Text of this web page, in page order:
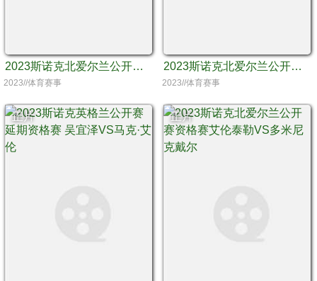
2023斯诺克北爱尔兰公开赛资格赛瑞安埃文斯VS哈马德米亚赫
2023//体育赛事
2023斯诺克北爱尔兰公开赛 第2轮 卡扎科夫VS瓦菲
2023//体育赛事
正片 正片